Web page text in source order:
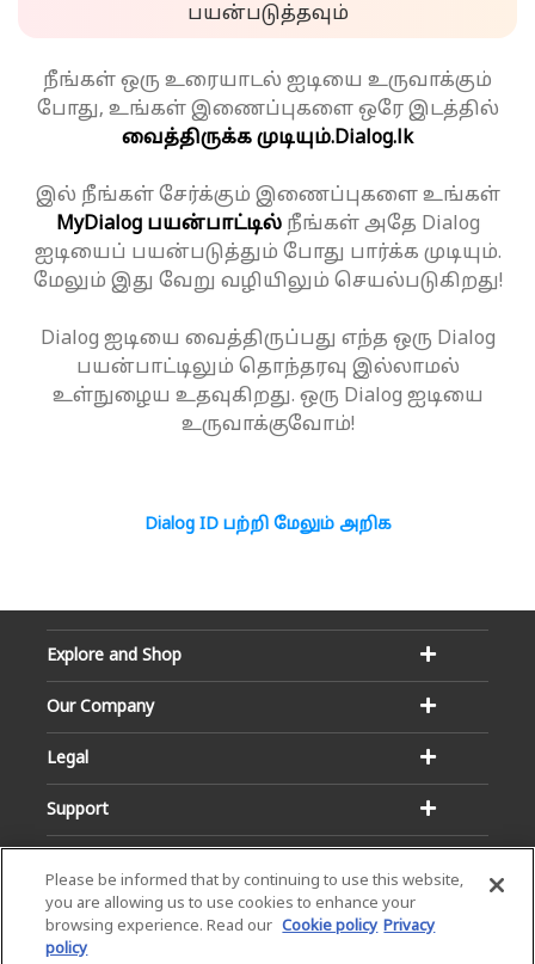
பயன்படுத்தவும்
நீங்கள் ஒரு உரையாடல் ஐடியை உருவாக்கும்
போது, உங்கள் இணைப்புகளை ஒரே இடத்தில்
வைத்திருக்க முடியும்.Dialog.lk
இல் நீங்கள் சேர்க்கும் இணைப்புகளை உங்கள்
MyDialog பயன்பாட்டில்நீங்கள் அதே Dialog
ஐடியைப் பயன்படுத்தும் போது பார்க்க முடியும்.
மேலும் இது வேறு வழியிலும் செயல்படுகிறது!
Dialog ஐடியை வைத்திருப்பது எந்த ஒரு Dialog
பயன்பாட்டிலும் தொந்தரவு இல்லாமல்
உள்நுழைய உதவுகிறது. ஒரு Dialog ஐடியை
உருவாக்குவோம்!
Dialog ID பற்றி மேலும் அறிக
Explore and Shop
Our Company
Legal
Support
Please be informed that by continuing to use this website,
you are allowing us to use cookies to enhance your
browsing experience. Read our Cookie policy Privacy
policy